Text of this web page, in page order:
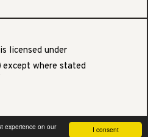
I consent
experience on our
licensed under
except where stated